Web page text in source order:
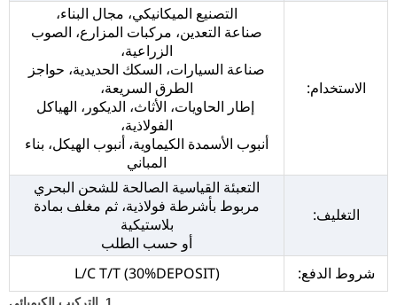
الاستخدام:
التصنيع الميكانيكي، مجال البناء،
صناعة التعدين، مركبات المزارع، الصوب
الزراعية،
صناعة السيارات، السكك الحديدية، حواجز
الطرق السريعة،
إطار الحاويات، الأثاث، الديكور، الهياكل
الفولاذية،
أنبوب الأسمدة الكيماوية، أنبوب الهيكل، بناء
المباني
التغليف:
التعبئة القياسية الصالحة للشحن البحري
مربوط بأشرطة فولاذية، ثم مغلف بمادة
بلاستيكية
أو حسب الطلب
شروط الدفع:
L/C T/T (30%DEPOSIT)